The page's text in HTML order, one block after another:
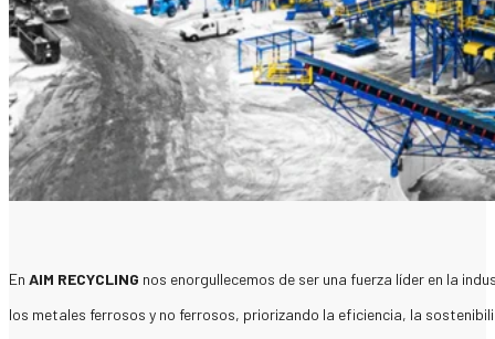
En AIM RECYCLING nos enorgullecemos de ser una fuerza líder en la
los metales ferrosos y no ferrosos, priorizando la eficiencia, la